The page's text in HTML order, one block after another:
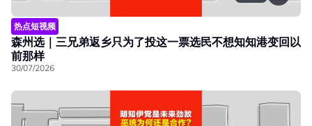
热点短视频
森州选｜三兄弟返乡只为了投这一票选民不想知知港变回以
前那样
30/07/2026